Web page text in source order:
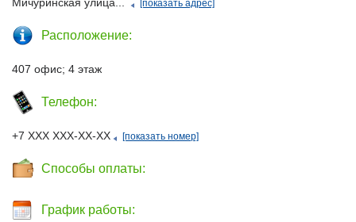
[показать адрес]
Расположение:
407 офис; 4 этаж
Телефон:
+7 ХХХ ХХХ-ХХ-ХХ [показать номер]
Способы оплаты:
График работы: